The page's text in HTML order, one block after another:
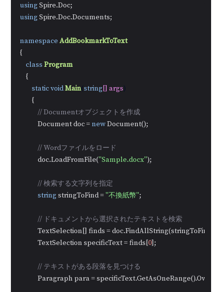
using
using Spire.Doc.Documents;
namespace AddBookmarkToText
{
class Program
    {
staticvoidMain(string[] args)
        {
// Documentオブジェクトを作成
            Document doc =
new Document();
// Wordファイルをロード
            doc.LoadFromFile(
"Sample.docx");
// 検索する文字列を指定
string stringToFind = "不換紙幣";
// ドキュメントから選択されたテキストを検索
            TextSelection[] finds = doc.FindAllString(stringToFind,
            TextSelection specificText = finds[
0];
// テキストがある段落を見つける
Paragraph para =